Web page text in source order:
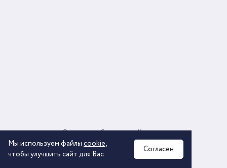
2026 © ООО «КОМОС ГРУПП» «Торговая компания»
О компании Соглашение
Политика обработки персональных данных
Контакты
Мы используем файлы cookie,
чтобы улучшить сайт для Вас
Согласен